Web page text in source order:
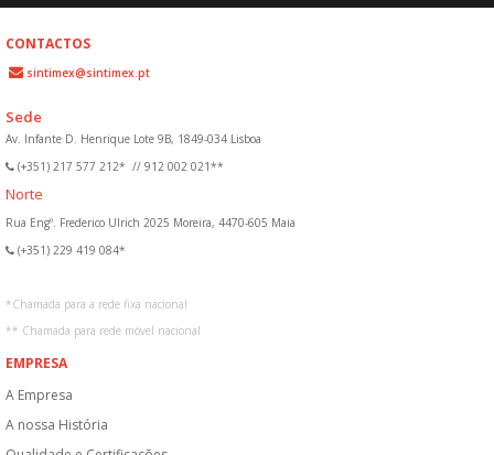
CONTACTOS
sintimex@sintimex.pt
Sede
Av. Infante D. Henrique Lote 9B, 1849-034 Lisboa
(+351) 217 577 212* // 912 002 021**
Norte
Rua Engº. Frederico Ulrich 2025 Moreira, 4470-605 Maia
(+351) 229 419 084*
*Chamada para a rede fixa nacional
** Chamada para rede móvel nacional
EMPRESA
A Empresa
A nossa História